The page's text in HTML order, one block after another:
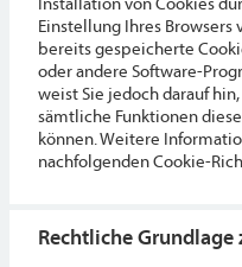
Einstellung Ihres
bereits gespeicherte
oder andere Software-
weist Sie jedoch darauf
sämtliche Funktionen
können. Weitere
nachfolgenden Cookie-
Rechtliche